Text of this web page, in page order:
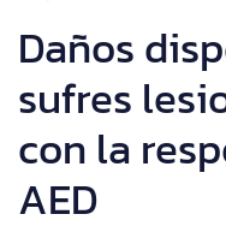
Daños
sufres
con la
AED